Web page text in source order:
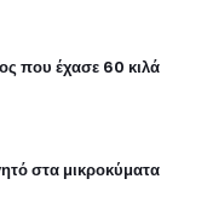
που έχασε 60 κιλά
στα μικροκύματα